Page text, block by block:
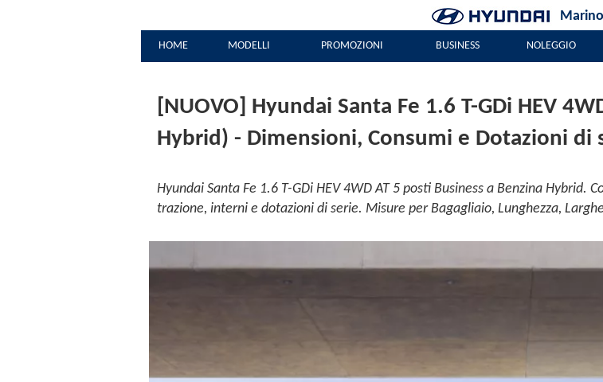
HOME MODELLI PROMOZIONI BUSINESS NOLEGGIO
[NUOVO] Hyundai Santa Fe 1.6 T-GDi HEV
Hybrid) - Dimensioni, Consumi e Dotazioni di
Hyundai Santa Fe 1.6 T-GDi HEV 4WD AT 5 posti Business a Benzina Hybrid.
trazione, interni e dotazioni di serie. Misure per Bagagliaio, Lunghezza,